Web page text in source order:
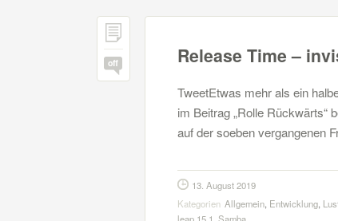
off Release Time –
TweetEtwas mehr als ein
im Beitrag „Rolle Rückwärts“
auf der soeben vergangenen
13. August 2019
Kategorien Allgemein, Entwicklung,